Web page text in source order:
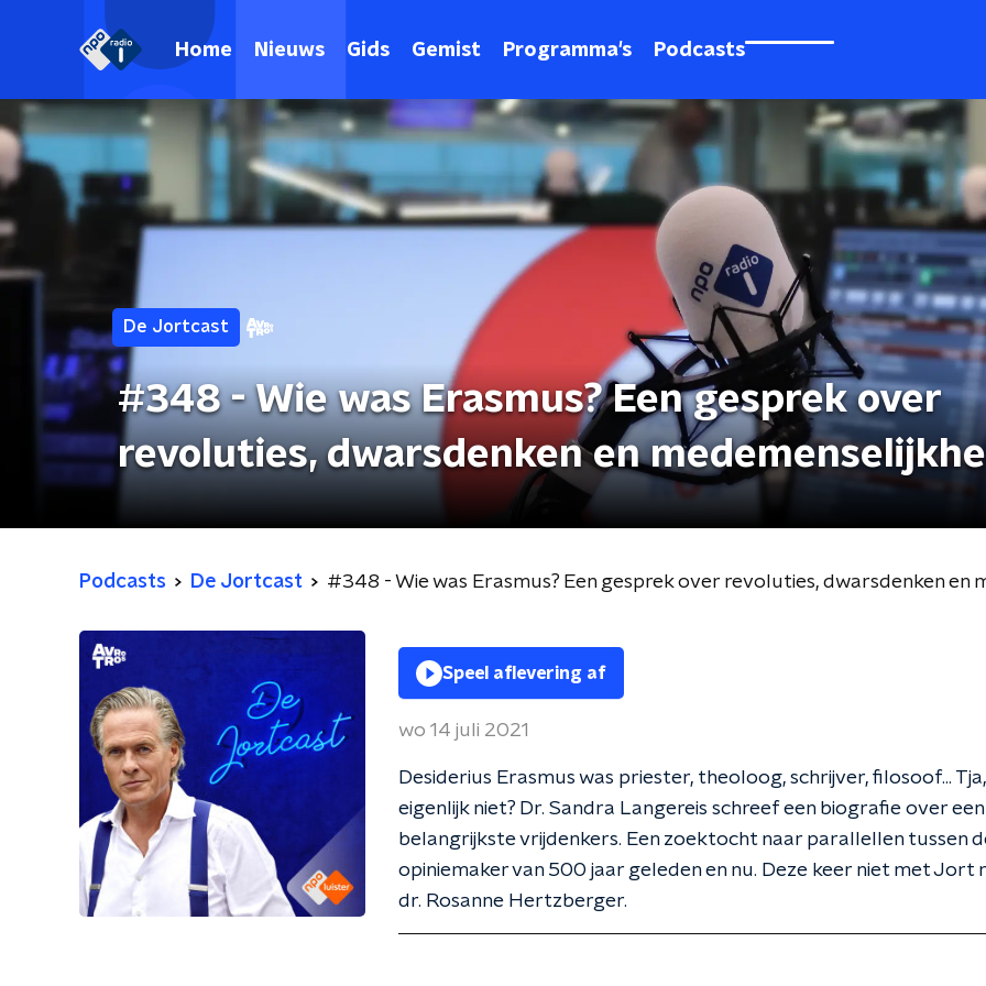
Home Nieuws Gids Gemist Programma's Podcasts
De Jortcast
#348 - Wie was Erasmus? Een gesprek over
revoluties, dwarsdenken en
Podcasts De Jortcast #348 - Wie was Erasmus? Een gesprek over revoluties, dwarsdenken en
Speel aflevering af
wo 14 juli 2021
Desiderius Erasmus was priester, theoloog, schrijver, filosoof...
eigenlijk niet? Dr. Sandra Langereis schreef een biografie over
belangrijkste vrijdenkers. Een zoektocht naar parallellen tussen
opiniemaker van 500 jaar geleden en nu. Deze keer niet met Jort
dr. Rosanne Hertzberger.